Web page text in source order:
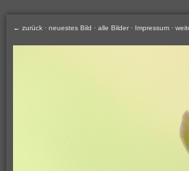
← zurück· neuestes Bild · alle Bilder· Impressum·